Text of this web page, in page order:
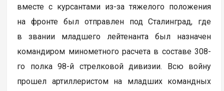
вместе с курсантами из-за тяжелого положения
на фронте был отправлен под Сталинград, где
в звании младшего лейтенанта был назначен
командиром минометного расчета в составе 308-
го полка 98-й стрелковой дивизии. Всю войну
прошел артиллеристом на младших командных